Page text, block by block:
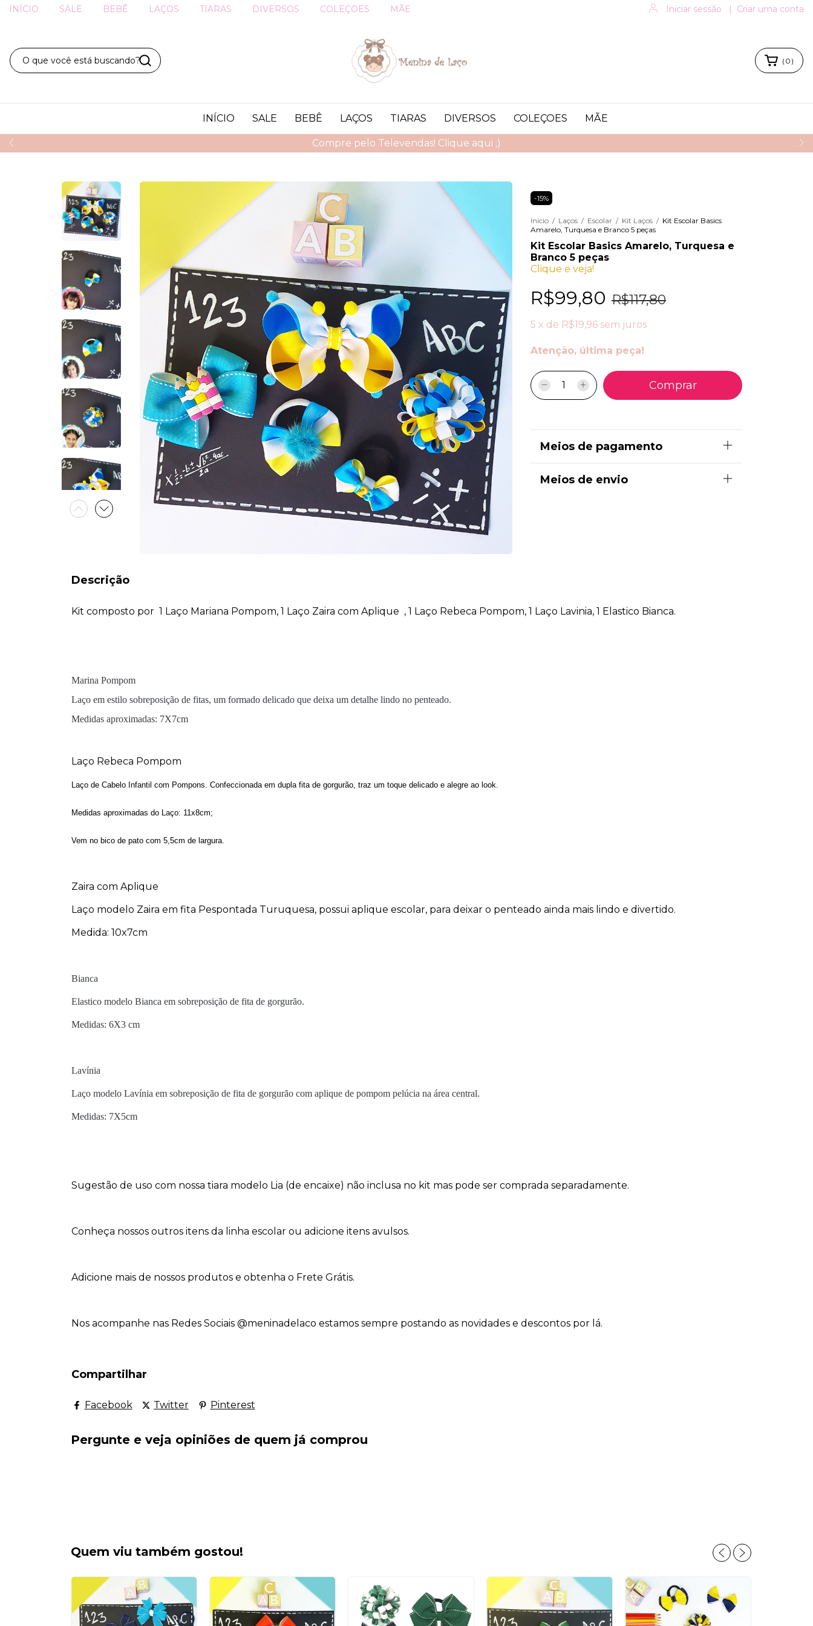
INÍCIO SALE BEBÊ LAÇOS TIARAS DIVERSOS COLEÇOES MÃE Iniciar sessão | Criar uma conta
Compre pelo Televendas! Clique aqui ;)
( 0 )
INÍCIO SALE BEBÊ LAÇOS TIARAS DIVERSOS COLEÇOES MÃE
-15%
Início / Laços / Escolar / Kit Laços / Kit Escolar Basics
Amarelo, Turquesa e Branco 5 peças
Kit Escolar Basics Amarelo, Turquesa e
Branco 5 peças
Clique e veja!
R$99,80 R$117,80
5 x de R$19,96 sem juros
Atenção, última peça!
Meios de pagamento
Meios de envio
Descrição
Kit composto por 1 Laço Mariana Pompom, 1 Laço Zaira com Aplique , 1 Laço Rebeca Pompom, 1 Laço Lavinia, 1 Elastico Bianca.
Marina Pompom
Laço em estilo sobreposição de fitas, um formado delicado que deixa um detalhe lindo no penteado.
Medidas aproximadas: 7X7cm
Laço Rebeca Pompom
Laço de Cabelo Infantil com Pompons. Confeccionada em dupla fita de gorgurão, traz um toque delicado e alegre ao look.
Medidas aproximadas do Laço: 11x8cm;
Vem no bico de pato com 5,5cm de largura.
Zaira com Aplique
Laço modelo Zaira em fita Pespontada Turuquesa, possui aplique escolar, para deixar o penteado ainda mais lindo e divertido.
Medida: 10x7cm
Bianca
Elastico modelo Bianca em sobreposição de fita de gorgurão.
Medidas: 6X3 cm
Lavínia
Laço modelo Lavínia em sobreposição de fita de gorgurão com aplique de pompom pelúcia na área central.
Medidas: 7X5cm
Sugestão de uso com nossa tiara modelo Lia (de encaixe) não inclusa no kit mas pode ser comprada separadamente.
Conheça nossos outros itens da linha escolar ou adicione itens avulsos.
Adicione mais de nossos produtos e obtenha o Frete Grátis.
Nos acompanhe nas Redes Sociais @meninadelaco estamos sempre postando as novidades e descontos por lá.
Compartilhar
Facebook Twitter Pinterest
Pergunte e veja opiniões de quem já comprou
Quem viu também gostou!